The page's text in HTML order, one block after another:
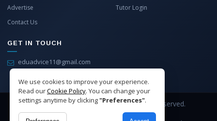
We use cookies to improve your experience.
Read ourCookie Policy. You can change your
settings anytime by clicking"Preferences".
Advertise
Contact Us
Tutor Login
GET IN TOUCH
eduadvice11@gmail.com
Copyright © 2026 EduAdvice. All Rights Reserved.